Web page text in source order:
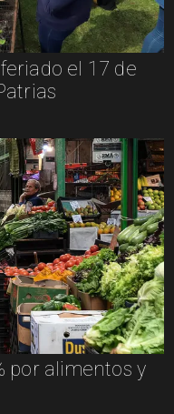
el 17 de
por alimentos y